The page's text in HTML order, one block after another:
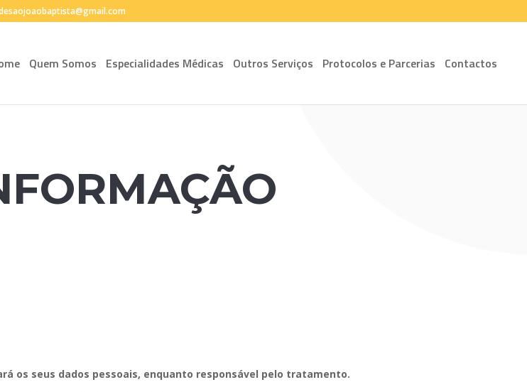
Quem Somos Especialidades Médicas Outros Serviços Protocolos e Parcerias Contactos
os seus dados pessoais, enquanto responsável pelo tratamento.